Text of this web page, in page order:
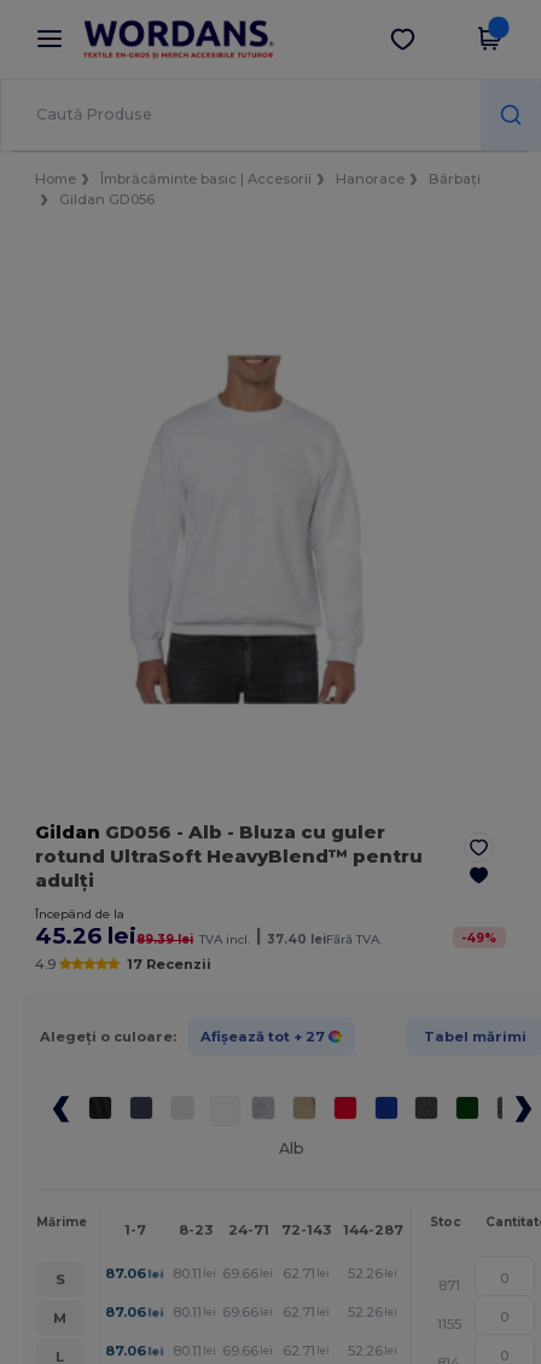
× Aplicația Wordans
Prețuri mai bune în aplicație!
Descarcă app
Home Îmbrăcăminte basic | Accesorii Hanorace
Bărbați
Gildan GD056
Gildan GD056 - Alb - Bluza cu guler
rotund UltraSoft HeavyBlend™ pentru
adulți
Începând de la
45.26 lei89.39 lei TVA incl. | 37.40 leiFără TVA. -49%
4.9 17 Recenzii
Alegeți o culoare: Afișează tot + 27 Tabel mărimi
Alb
Mărime 1-7 8-23 24-71 72-143 144-287 288 +
Mai
Stoc
S 87.06lei 80.11 lei 69.66 lei 62.71 lei 52.26 lei
871
M
87.06lei 80.11 lei 69.66 lei 62.71 lei 52.26 lei
1155
L
87.06lei 80.11 lei 69.66 lei 62.71 lei 52.26 lei